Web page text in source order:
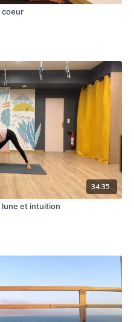
coeur
34:35
lune et intuition